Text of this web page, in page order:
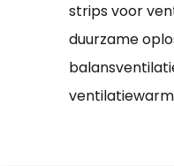
strips voor
duurzame